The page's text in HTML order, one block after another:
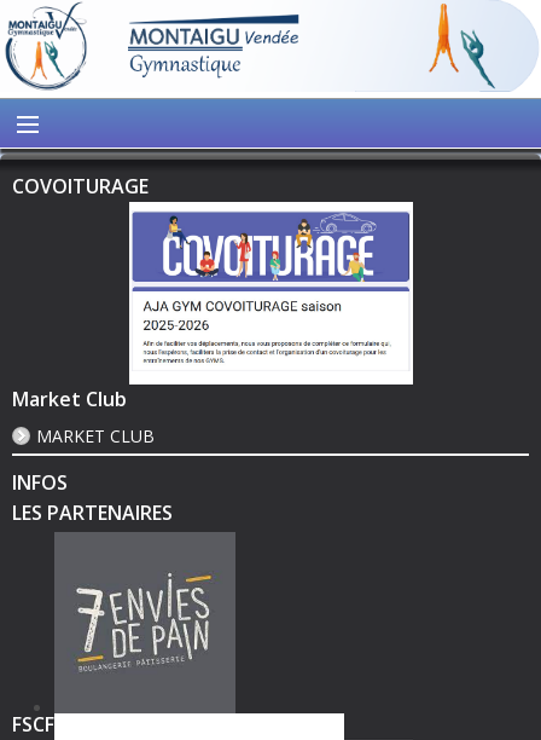
COVOITURAGE
Market Club
MARKET CLUB
INFOS
LES PARTENAIRES
FSCF